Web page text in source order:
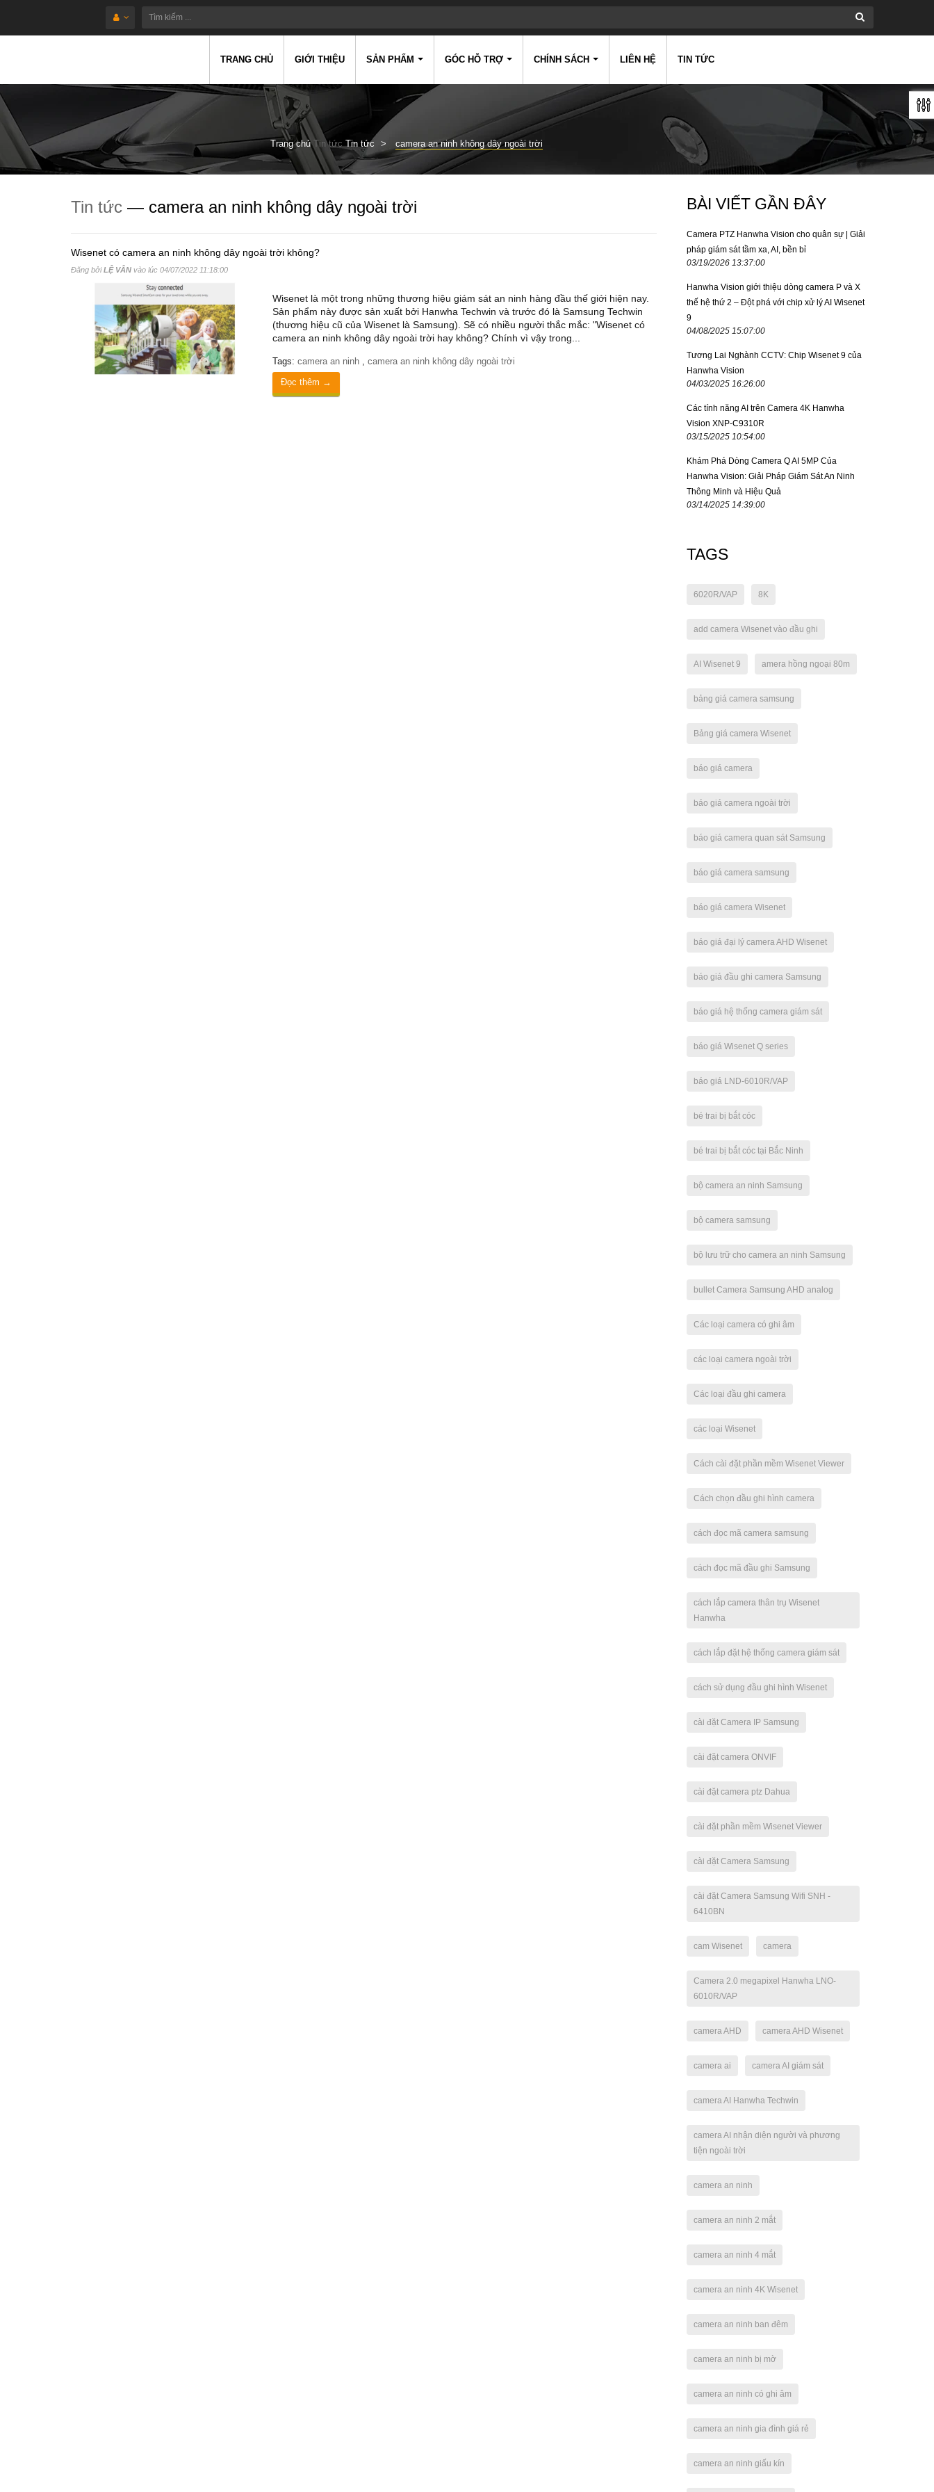
TRANG CHỦ GIỚI THIỆU SẢN PHẨM GÓC HỖ TRỢ CHÍNH SÁCH LIÊN HỆ TIN TỨC
Trang chủ Tin tức Tin tức camera an ninh không dây ngoài trời
Tin tức — camera an ninh không dây ngoài trời
Wisenet có camera an ninh không dây ngoài trời không?
Đăng bởiLỆ VÂN vào lúc 04/07/2022 11:18:00
Wisenet là một trong những thương hiệu giám sát an ninh hàng đầu thế giới hiện nay.
Sản phẩm này được sản xuất bởi Hanwha Techwin và trước đó là Samsung Techwin
(thương hiệu cũ của Wisenet là Samsung). Sẽ có nhiều người thắc mắc: "Wisenet có
camera an ninh không dây ngoài trời hay không? Chính vì vậy trong...
Tags: camera an ninh , camera an ninh không dây ngoài trời
Đọc thêm →
BÀI VIẾT GẦN ĐÂY
Camera PTZ Hanwha Vision cho quân sự | Giải
pháp giám sát tầm xa, AI, bền bỉ
03/19/2026 13:37:00
Hanwha Vision giới thiệu dòng camera P và X
thế hệ thứ 2 – Đột phá với chip xử lý AI Wisenet
9
04/08/2025 15:07:00
Tương Lai Nghành CCTV: Chip Wisenet 9 của
Hanwha Vision
04/03/2025 16:26:00
Các tính năng AI trên Camera 4K Hanwha
Vision XNP-C9310R
03/15/2025 10:54:00
Khám Phá Dòng Camera Q AI 5MP Của
Hanwha Vision: Giải Pháp Giám Sát An Ninh
Thông Minh và Hiệu Quả
03/14/2025 14:39:00
TAGS
6020R/VAP 8K
add camera Wisenet vào đầu ghi
AI Wisenet 9 amera hồng ngoại 80m
bảng giá camera samsung
Bảng giá camera Wisenet
báo giá camera
báo giá camera ngoài trời
báo giá camera quan sát Samsung
báo giá camera samsung
báo giá camera Wisenet
báo giá đại lý camera AHD Wisenet
báo giá đầu ghi camera Samsung
báo giá hệ thống camera giám sát
báo giá Wisenet Q series
báo giá LND-6010R/VAP
bé trai bị bắt cóc
bé trai bị bắt cóc tại Bắc Ninh
bộ camera an ninh Samsung
bộ camera samsung
bộ lưu trữ cho camera an ninh Samsung
bullet Camera Samsung AHD analog
Các loại camera có ghi âm
các loại camera ngoài trời
Các loại đầu ghi camera
các loại Wisenet
Cách cài đặt phần mềm Wisenet Viewer
Cách chọn đầu ghi hình camera
cách đọc mã camera samsung
cách đọc mã đầu ghi Samsung
cách lắp camera thân trụ Wisenet
Hanwha
cách lắp đặt hệ thống camera giám sát
cách sử dụng đầu ghi hình Wisenet
cài đặt Camera IP Samsung
cài đặt camera ONVIF
cài đặt camera ptz Dahua
cài đặt phần mềm Wisenet Viewer
cài đặt Camera Samsung
cài đặt Camera Samsung Wifi SNH -
6410BN
cam Wisenet camera
Camera 2.0 megapixel Hanwha LNO-
6010R/VAP
camera AHD camera AHD Wisenet
camera ai camera AI giám sát
camera AI Hanwha Techwin
camera AI nhận diện người và phương
tiện ngoài trời
camera an ninh
camera an ninh 2 mắt
camera an ninh 4 mắt
camera an ninh 4K Wisenet
camera an ninh ban đêm
camera an ninh bị mờ
camera an ninh có ghi âm
camera an ninh gia đình giá rẻ
camera an ninh giấu kín